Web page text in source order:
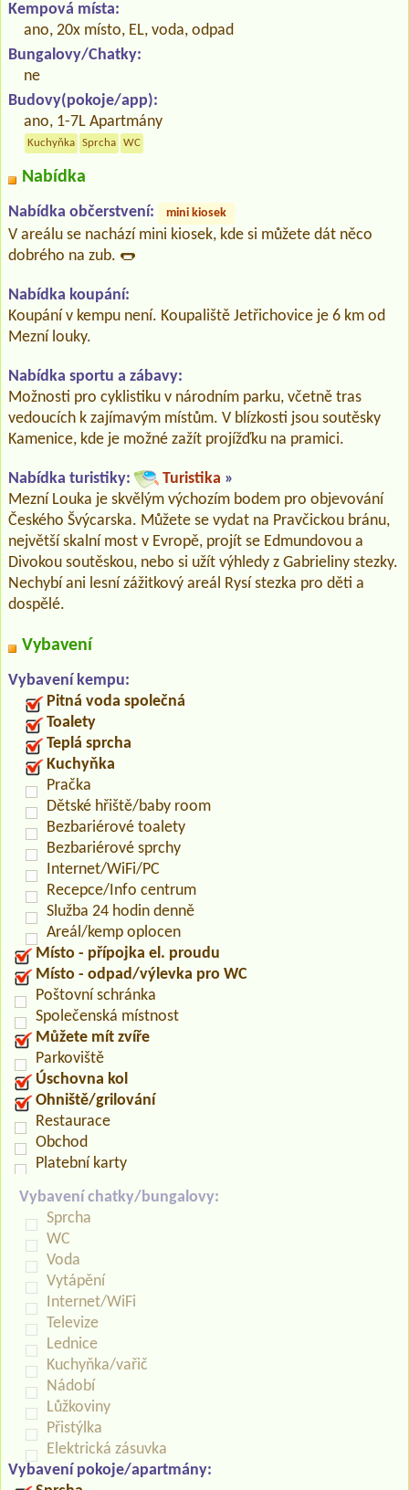
Kempová místa:
ano, 20x místo, EL, voda, odpad
Bungalovy/Chatky:
ne
Budovy(pokoje/app):
ano, 1-7L Apartmány
Kuchyňka Sprcha WC
Nabídka
Nabídka občerstvení: mini kiosek
V areálu se nachází mini kiosek, kde si můžete dát něco
dobrého na zub. 🌭
Nabídka koupání:
Koupání v kempu není. Koupaliště Jetřichovice je 6 km od
Mezní louky.
Nabídka sportu a zábavy:
Možnosti pro cyklistiku v národním parku, včetně tras
vedoucích k zajímavým místům. V blízkosti jsou soutěsky
Kamenice, kde je možné zažít projížďku na pramici.
Nabídka turistiky: Turistika »
Mezní Louka je skvělým výchozím bodem pro objevování
Českého Švýcarska. Můžete se vydat na Pravčickou bránu,
největší skalní most v Evropě, projít se Edmundovou a
Divokou soutěskou, nebo si užít výhledy z Gabrieliny stezky.
Nechybí ani lesní zážitkový areál Rysí stezka pro děti a
dospělé.
Vybavení
Vybavení kempu:
Pitná voda společná
Toalety
Teplá sprcha
Kuchyňka
Pračka
Dětské hřiště/baby room
Bezbariérové toalety
Bezbariérové sprchy
Internet/WiFi/PC
Recepce/Info centrum
Služba 24 hodin denně
Areál/kemp oplocen
Místo - přípojka el. proudu
Místo - odpad/výlevka pro WC
Poštovní schránka
Společenská místnost
Můžete mít zvíře
Parkoviště
Úschovna kol
Ohniště/grilování
Restaurace
Obchod
Platební karty
Vybavení chatky/bungalovy:
Sprcha
WC
Voda
Vytápění
Internet/WiFi
Televize
Lednice
Kuchyňka/vařič
Nádobí
Lůžkoviny
Přistýlka
Elektrická zásuvka
Vybavení pokoje/apartmány: